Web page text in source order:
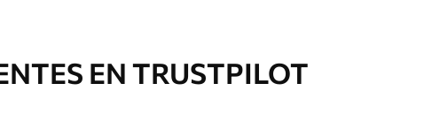
EN TRUSTPILOT